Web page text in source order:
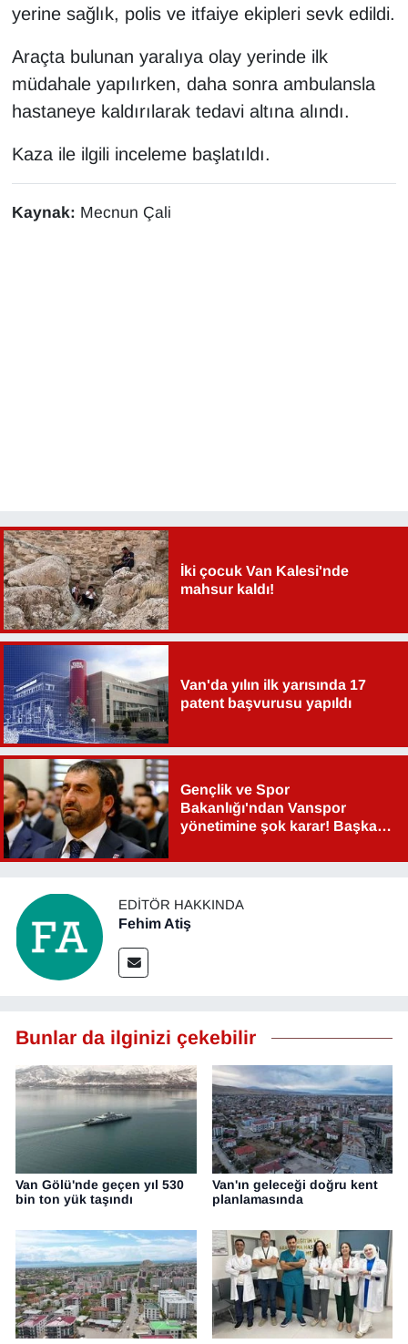
yerine sağlık, polis ve itfaiye ekipleri sevk edildi.
Araçta bulunan yaralıya olay yerinde ilk
müdahale yapılırken, daha sonra ambulansla
hastaneye kaldırılarak tedavi altına alındı.
Kaza ile ilgili inceleme başlatıldı.
Kaynak: Mecnun Çali
İki çocuk Van Kalesi'nde
mahsur kaldı!
Van'da yılın ilk yarısında 17
patent başvurusu yapıldı
Gençlik ve Spor
Bakanlığı'ndan Vanspor
yönetimine şok karar! Başkan
EDITÖR HAKKINDA
Fehim Atiş
Bunlar da ilginizi çekebilir
Van Gölü'nde geçen yıl 530
bin ton yük taşındı
Van'ın geleceği doğru kent
planlamasında
Kültür & Sanat
KURDÎ
MEDYA
Sinema - TV
SİYASET
SPOR
TEBRİK
TEKNOLOJİ
Turizm
VAN'DA SPOR
YAŞAM
YEREL